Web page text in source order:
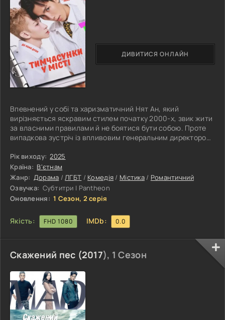
Впевнений у собі та харизматичний Нят Ан, який
вирізняється яскравим стилем початку 2000-х, звик жити
за власними правилами й не боятися бути собою. Проте
випадкова зустріч із впливовим генеральним директором
швидко виникає дивний зв'язок, який складно пояснити
звичайним збігом обставин, а їхні стосунки поступово
набувають дедалі загадковішого характеру. Невдовзі
герої починають усвідомлювати, що їх поєднує не лише
теперішнє, а й спільне
Рік виходу: 2025
Країна: В'єтнам
Жанр: Дорама /ЛГБТ / Комедія / Містика/ Романтичний
Озвучка: Субтитри | Pantheon
Оновлення: 1 Сезон, 2 серія
Якість: FHD 1080 IMDb: 0.0
ДИВИТИСЯ ОНЛАЙН
Скажений пес (2017), 1 Сезон